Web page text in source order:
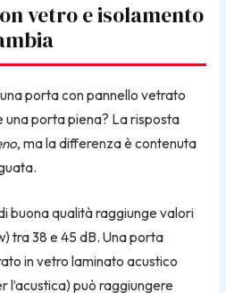
vetro e isolamento
porta con pannello vetrato
una porta piena? La risposta
, ma la differenza è contenuta
buona qualità raggiunge valori
tra 38 e 45 dB. Una porta
in vetro laminato acustico
l’acustica) può raggiungere